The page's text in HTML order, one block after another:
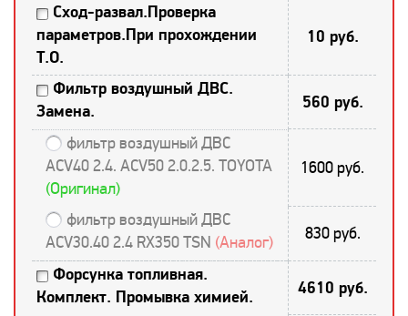
Сход-развал.Проверка
параметров.При прохождении
Т.О.
10 руб.
Фильтр воздушный ДВС.
Замена.
560 руб.
фильтр воздушный ДВС
ACV40 2.4. ACV50 2.0.2.5. TOYOTA
(Оригинал)
1600 руб.
фильтр воздушный ДВС
ACV30.40 2.4 RX350 TSN (Аналог) 830 руб.
Форсунка топливная.
Комплект. Промывка химией.
4610 руб.